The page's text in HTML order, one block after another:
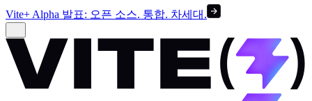
Vite+ Alpha 발표: 오픈 소스. 통합. 차세대.